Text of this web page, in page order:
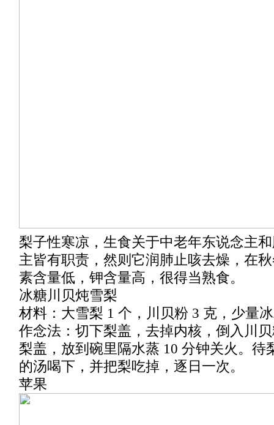
梨子性寒凉，生食关于中老年东说念主
主皆有职责，然则它润肺止咳去燥，在
素含量低，钾含量高，很得当熟食。
冰糖川贝炖雪梨
材料：大雪梨 1 个，川贝粉 3 克，少量
作念法：切下梨盖，去掉内核，倒入川
梨盖，放到碗里隔水蒸 10 分钟关火。待
的汤喝下，并把梨吃掉，逐日一次。
苹果